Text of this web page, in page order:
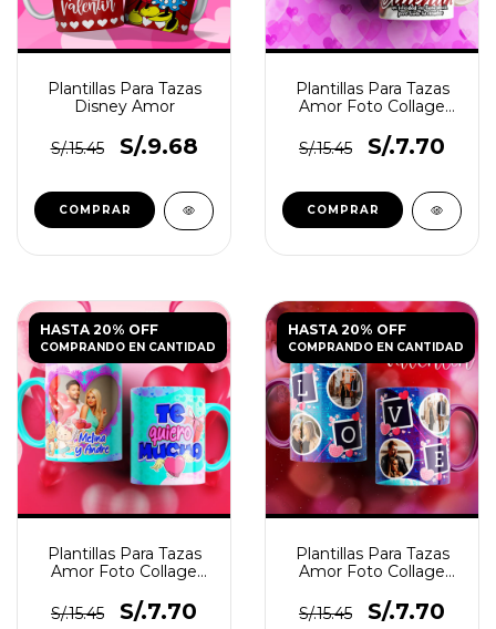
Plantillas Para Tazas
Disney Amor
S/.15.45 S/.9.68
Plantillas Para Tazas
Amor Foto Collage
S/.15.45
S/.7.70
HASTA 20% OFF
COMPRANDO EN CANTIDAD
Plantillas Para Tazas
Amor Foto Collage
S/.15.45
S/.7.70
HASTA 20% OFF
COMPRANDO EN CANTIDAD
Plantillas Para Tazas
Amor Foto Collage
S/.15.45
S/.7.70